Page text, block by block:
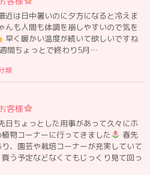
近は日中暑いのに夕方になると冷えま
んも人間も体調を崩しやすいので気を
早く暖かい温度が続いて欲しいですね
間ちょっとで終わり5月…
類
客様
日ちょっとした用事があって久々にホ
物コーナーに行ってきました
春先
、園芸や栽培コーナーが充実していて
う予定などなくてもじっくり見て回っ